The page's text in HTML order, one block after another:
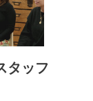
タッフ